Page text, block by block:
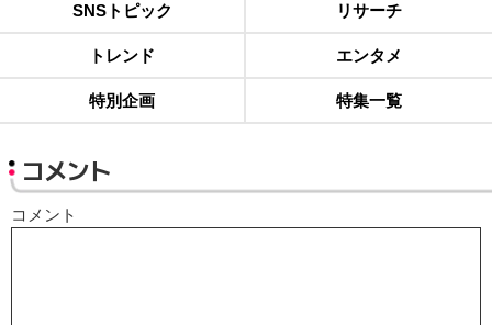
SNSトピック リサーチ
トレンド エンタメ
特別企画 特集一覧
コメント
コメント